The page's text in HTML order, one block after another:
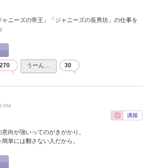
ャニーズの帝王」「ジャニーズの長男坊」の仕事を
270 うーん… 30
PM
向が強いってのがきがかり。
単には翻さない人だから。